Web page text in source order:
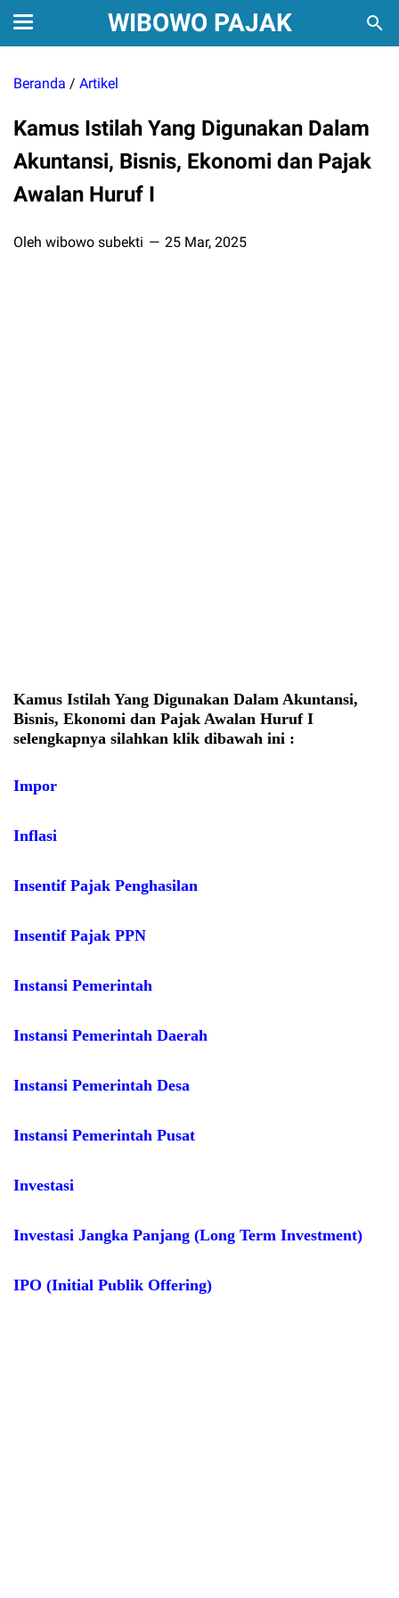
WIBOWO PAJAK
Beranda / Artikel
Kamus Istilah Yang Digunakan Dalam
Akuntansi, Bisnis, Ekonomi dan Pajak
Awalan Huruf I
Oleh wibowo subekti 25 Mar, 2025
Kamus Istilah Yang Digunakan Dalam Akuntansi,
Bisnis, Ekonomi dan Pajak Awalan Huruf I
selengkapnya silahkan klik dibawah ini :
Impor
Inflasi
Insentif Pajak Penghasilan
Insentif Pajak PPN
Instansi Pemerintah
Instansi Pemerintah Daerah
Instansi Pemerintah Desa
Instansi Pemerintah Pusat
Investasi
Investasi Jangka Panjang (Long Term Investment)
IPO (Initial Publik Offering)